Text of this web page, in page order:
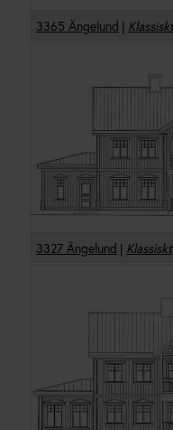
3365 Ängelund | Klassiskt
3327 Ängelund | Klassiskt